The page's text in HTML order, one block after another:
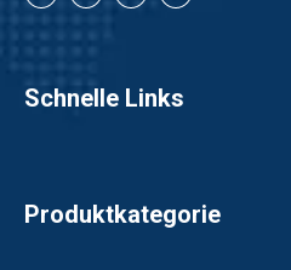
Schnelle Links
Produktkategorie